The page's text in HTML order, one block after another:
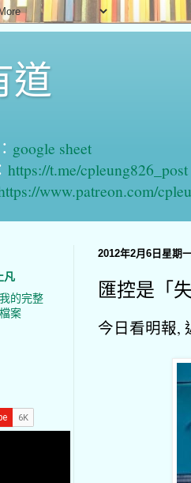
道
google sheet
https://t.me/cpleung826_post
www.patreon.com/
2012年2月6日星期
匯控是「
今日看明報,
凡
的完整
案